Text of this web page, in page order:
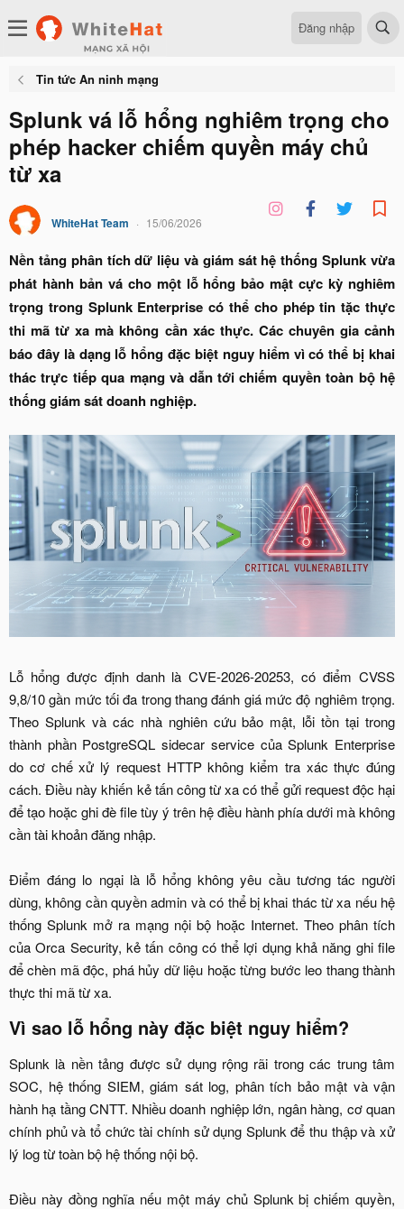
Đăng nhập
Tin tức An ninh mạng
Splunk vá lỗ hổng nghiêm trọng cho
phép hacker chiếm quyền máy chủ
từ xa
WhiteHat Team 15/06/2026
Nền tảng phân tích dữ liệu và giám sát hệ thống Splunk vừa
phát hành bản vá cho một lỗ hổng bảo mật cực kỳ nghiêm
trọng trong Splunk Enterprise có thể cho phép tin tặc thực
thi mã từ xa mà không cần xác thực. Các chuyên gia cảnh
báo đây là dạng lỗ hổng đặc biệt nguy hiểm vì có thể bị khai
thác trực tiếp qua mạng và dẫn tới chiếm quyền toàn bộ hệ
thống giám sát doanh nghiệp.
Lỗ hổng được định danh là CVE-2026-20253, có điểm CVSS
9,8/10 gần mức tối đa trong thang đánh giá mức độ nghiêm trọng.
Theo Splunk và các nhà nghiên cứu bảo mật, lỗi tồn tại trong
thành phần PostgreSQL sidecar service của Splunk Enterprise
do cơ chế xử lý request HTTP không kiểm tra xác thực đúng
cách. Điều này khiến kẻ tấn công từ xa có thể gửi request độc hại
để tạo hoặc ghi đè file tùy ý trên hệ điều hành phía dưới mà không
cần tài khoản đăng nhập.
Điểm đáng lo ngại là lỗ hổng không yêu cầu tương tác người
dùng, không cần quyền admin và có thể bị khai thác từ xa nếu hệ
thống Splunk mở ra mạng nội bộ hoặc Internet. Theo phân tích
của Orca Security, kẻ tấn công có thể lợi dụng khả năng ghi file
để chèn mã độc, phá hủy dữ liệu hoặc từng bước leo thang thành
thực thi mã từ xa.​
Vì sao lỗ hổng này đặc biệt nguy hiểm?​
Splunk là nền tảng được sử dụng rộng rãi trong các trung tâm
SOC, hệ thống SIEM, giám sát log, phân tích bảo mật và vận
hành hạ tầng CNTT. Nhiều doanh nghiệp lớn, ngân hàng, cơ quan
chính phủ và tổ chức tài chính sử dụng Splunk để thu thập và xử
lý log từ toàn bộ hệ thống nội bộ.
Điều này đồng nghĩa nếu một máy chủ Splunk bị chiếm quyền,